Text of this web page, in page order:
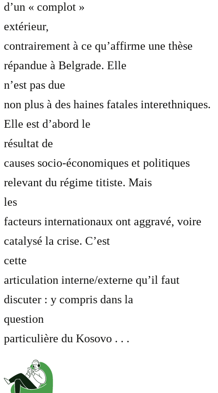
d’un « complot »
extérieur,
contrairement à ce qu’affirme une thèse
répandue à Belgrade. Elle
n’est pas due
non plus à des haines fatales interethniques.
Elle est d’abord le
résultat de
causes socio-économiques et politiques
relevant du régime titiste. Mais
les
facteurs internationaux ont aggravé, voire
catalysé la crise. C’est
cette
articulation interne/externe qu’il faut
discuter : y compris dans la
question
particulière du Kosovo . . .